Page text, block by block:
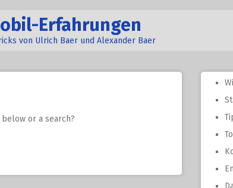
Erfahrungen
von Ulrich Baer und Alexander Baer
or a search?